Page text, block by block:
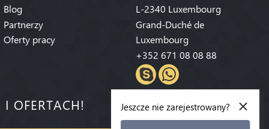
Blog
Partnerzy
Oferty pracy
L-2340 Luxembourg
Grand-Duché de
Luxembourg
+352 671 08 08 88
OFERTACH! ×
Jeszcze nie zarejestrowany?